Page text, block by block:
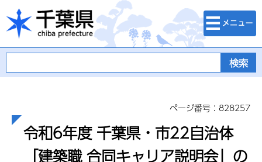
千葉県
検索・メニュ
ー
ページ番号：828257
令和6年度 千葉県・市22自治体
「建築職 合同キャリア説明会」の